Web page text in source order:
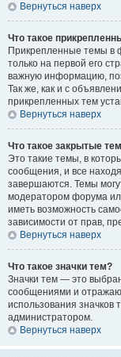
Вернуться наверх
Что такое
Прикрепленные темы в
только на первой его
важную информацию,
Так же, как и с
прикрепленных тем
Вернуться наверх
Что такое закрытые
Это такие темы, в
сообщения, и все
завершаются. Темы
модератором форума
иметь возможность
зависимости от прав,
Вернуться наверх
Что такое значки тем?
Значки тем — это
сообщениями и
использования значков
администратором.
Вернуться наверх